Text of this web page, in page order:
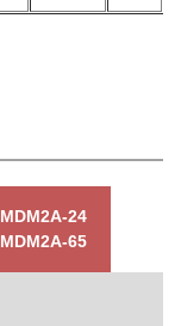
MDM2A-24
MDM2A-65